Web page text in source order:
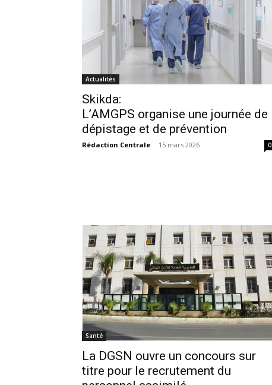
Actualités
Skikda:
L’AMGPS organise une journée de
dépistage et de prévention
Rédaction Centrale - 15 mars 2026 0
Santé
La DGSN ouvre un concours sur
titre pour le recrutement du